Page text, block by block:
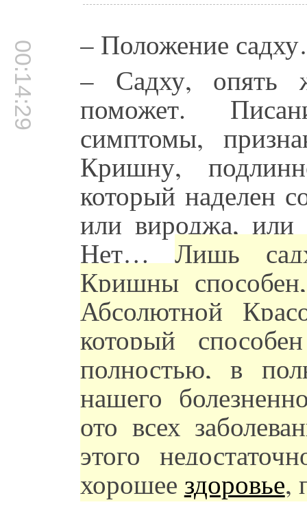
00:14:29
– Положение
– Садху, опять
поможет.
симптомы,
Кришну,
который наделен
или вироджа, или
Нет…Лишь
Кришны
Абсолютной
который
полностью, в
нашего
ото всех
этого
хорошее здоровье,